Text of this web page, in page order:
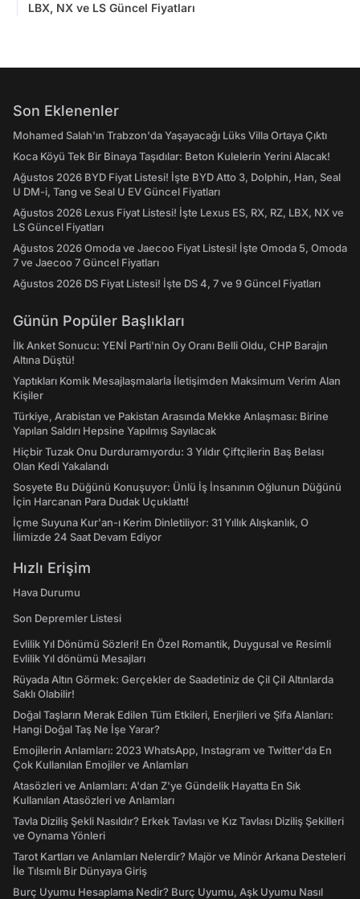
LBX, NX ve LS Güncel Fiyatları
Son Eklenenler
Mohamed Salah'ın Trabzon'da Yaşayacağı Lüks Villa Ortaya Çıktı
Koca Köyü Tek Bir Binaya Taşıdılar: Beton Kulelerin Yerini Alacak!
Ağustos 2026 BYD Fiyat Listesi! İşte BYD Atto 3, Dolphin, Han, Seal
U DM-i, Tang ve Seal U EV Güncel Fiyatları
Ağustos 2026 Lexus Fiyat Listesi! İşte Lexus ES, RX, RZ, LBX, NX ve
LS Güncel Fiyatları
Ağustos 2026 Omoda ve Jaecoo Fiyat Listesi! İşte Omoda 5, Omoda
7 ve Jaecoo 7 Güncel Fiyatları
Ağustos 2026 DS Fiyat Listesi! İşte DS 4, 7 ve 9 Güncel Fiyatları
Günün Popüler Başlıkları
İlk Anket Sonucu: YENİ Parti'nin Oy Oranı Belli Oldu, CHP Barajın
Altına Düştü!
Yaptıkları Komik Mesajlaşmalarla İletişimden Maksimum Verim Alan
Kişiler
Türkiye, Arabistan ve Pakistan Arasında Mekke Anlaşması: Birine
Yapılan Saldırı Hepsine Yapılmış Sayılacak
Hiçbir Tuzak Onu Durduramıyordu: 3 Yıldır Çiftçilerin Baş Belası
Olan Kedi Yakalandı
Sosyete Bu Düğünü Konuşuyor: Ünlü İş İnsanının Oğlunun Düğünü
İçin Harcanan Para Dudak Uçuklattı!
İçme Suyuna Kur'an-ı Kerim Dinletiliyor: 31 Yıllık Alışkanlık, O
İlimizde 24 Saat Devam Ediyor
Hızlı Erişim
Hava Durumu
Son Depremler Listesi
Evlilik Yıl Dönümü Sözleri! En Özel Romantik, Duygusal ve Resimli
Evlilik Yıl dönümü Mesajları
Rüyada Altın Görmek: Gerçekler de Saadetiniz de Çil Çil Altınlarda
Saklı Olabilir!
Doğal Taşların Merak Edilen Tüm Etkileri, Enerjileri ve Şifa Alanları:
Hangi Doğal Taş Ne İşe Yarar?
Emojilerin Anlamları: 2023 WhatsApp, Instagram ve Twitter'da En
Çok Kullanılan Emojiler ve Anlamları
Atasözleri ve Anlamları: A'dan Z'ye Gündelik Hayatta En Sık
Kullanılan Atasözleri ve Anlamları
Tavla Diziliş Şekli Nasıldır? Erkek Tavlası ve Kız Tavlası Diziliş Şekilleri
ve Oynama Yönleri
Tarot Kartları ve Anlamları Nelerdir? Majör ve Minör Arkana Desteleri
İle Tılsımlı Bir Dünyaya Giriş
Burç Uyumu Hesaplama Nedir? Burç Uyumu, Aşk Uyumu Nasıl